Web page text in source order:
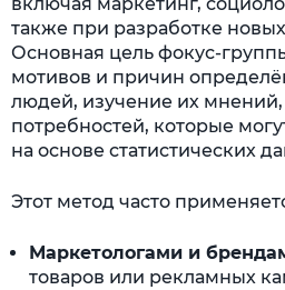
также при разработке
Основная цель фокус-
мотивов и причин
людей, изучение их
потребностей, которые
на основе статистических
Этот метод часто
Маркетологами и
товаров или рекламных